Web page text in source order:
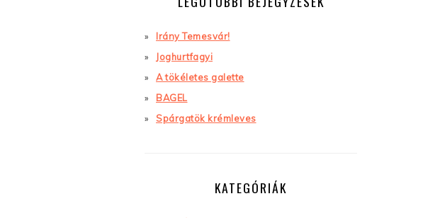
Irány Temesvár!
Joghurtfagyi
A tökéletes galette
BAGEL
Spárgatök krémleves
KATEGÓRIÁK